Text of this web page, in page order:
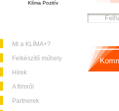
Klíma Pozitív
Mi a KLÍMA+?
Felkészítő műhely
Hírek
A filmről
Partnerek